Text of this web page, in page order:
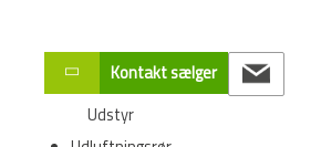
Kontakt sælger
Udstyr